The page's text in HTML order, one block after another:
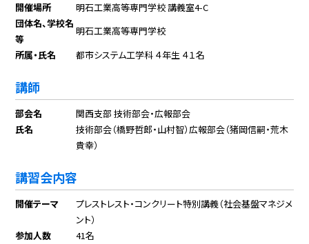
開催場所
明石工業高等専門学校 講義室4-C
団体名、学校名
等
明石工業高等専門学校
所属・氏名
都市システム工学科 ４年生 ４１名
講師
部会名
関西支部 技術部会・広報部会
氏名
技術部会（橋野哲郎・山村智）広報部会（猪岡信嗣・荒木
貴幸）
講習会内容
開催テーマ
プレストレスト・コンクリート特別講義（社会基盤マネジメ
ント）
参加人数
41名